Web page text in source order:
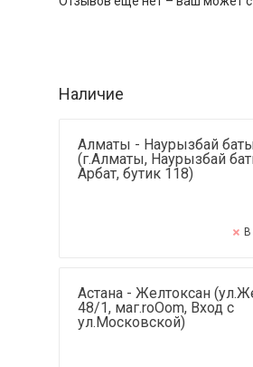
Наличие
Алматы - Наурызбай
(г.Алматы, Наурызбай
Арбат, бутик 118)
Астана - Желтоксан
48/1, маг.roOom, Вход с
ул.Московской)